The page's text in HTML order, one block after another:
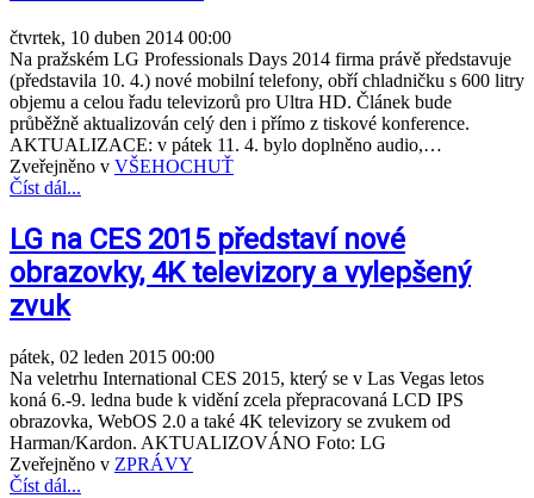
čtvrtek, 10 duben 2014 00:00
Na pražském LG Professionals Days 2014 firma právě představuje
(představila 10. 4.) nové mobilní telefony, obří chladničku s 600 litry
objemu a celou řadu televizorů pro Ultra HD. Článek bude
průběžně aktualizován celý den i přímo z tiskové konference.
AKTUALIZACE: v pátek 11. 4. bylo doplněno audio,…
Zveřejněno v VŠEHOCHUŤ
Číst dál...
LG na CES 2015 představí nové
obrazovky, 4K televizory a vylepšený
zvuk
pátek, 02 leden 2015 00:00
Na veletrhu International CES 2015, který se v Las Vegas letos
koná 6.-9. ledna bude k vidění zcela přepracovaná LCD IPS
obrazovka, WebOS 2.0 a také 4K televizory se zvukem od
Harman/Kardon. AKTUALIZOVÁNO Foto: LG
Zveřejněno v ZPRÁVY
Číst dál...